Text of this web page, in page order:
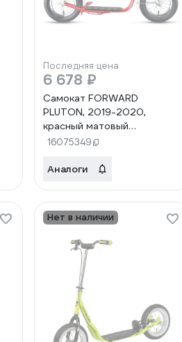
Последняя цена
6 678 ₽
Самокат FORWARD
PLUTON, 2019-2020,
красный матовый
RBKW0LNE1020
16075349
Аналоги
Нет в наличии